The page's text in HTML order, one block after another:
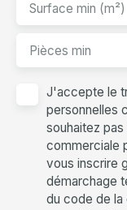
Surface min (m²)
Pièces min
J'accepte le
personnelles
souhaitez
commerciale
vous inscrire
démarchage
du code de la